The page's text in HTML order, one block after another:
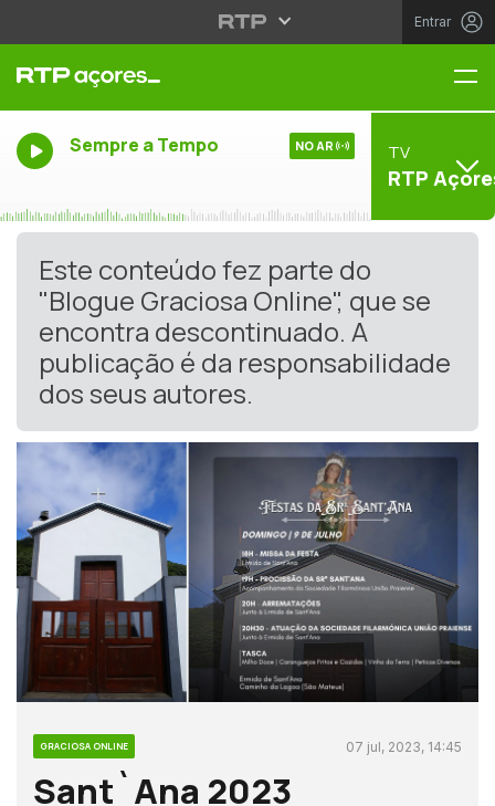
Entrar
Sempre a Tempo NO AR TV
RTP
Este conteúdo fez parte do
"Blogue Graciosa Online", que se
encontra descontinuado. A
publicação é da responsabilidade
dos seus autores.
GRACIOSA ONLINE 07 jul, 2023, 14:45
Sant`Ana 2023